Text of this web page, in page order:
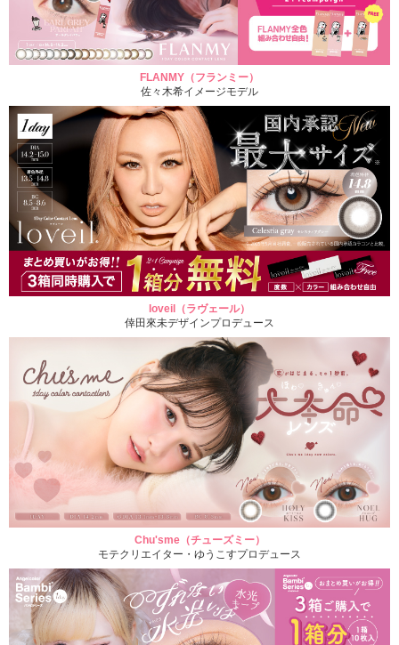
FLANMY（フランミー）
佐々木希イメージモデル
loveil（ラヴェール）
倖田來未デザインプロデュース
Chu'sme（チューズミー）
モテクリエイター・ゆうこすプロデュース